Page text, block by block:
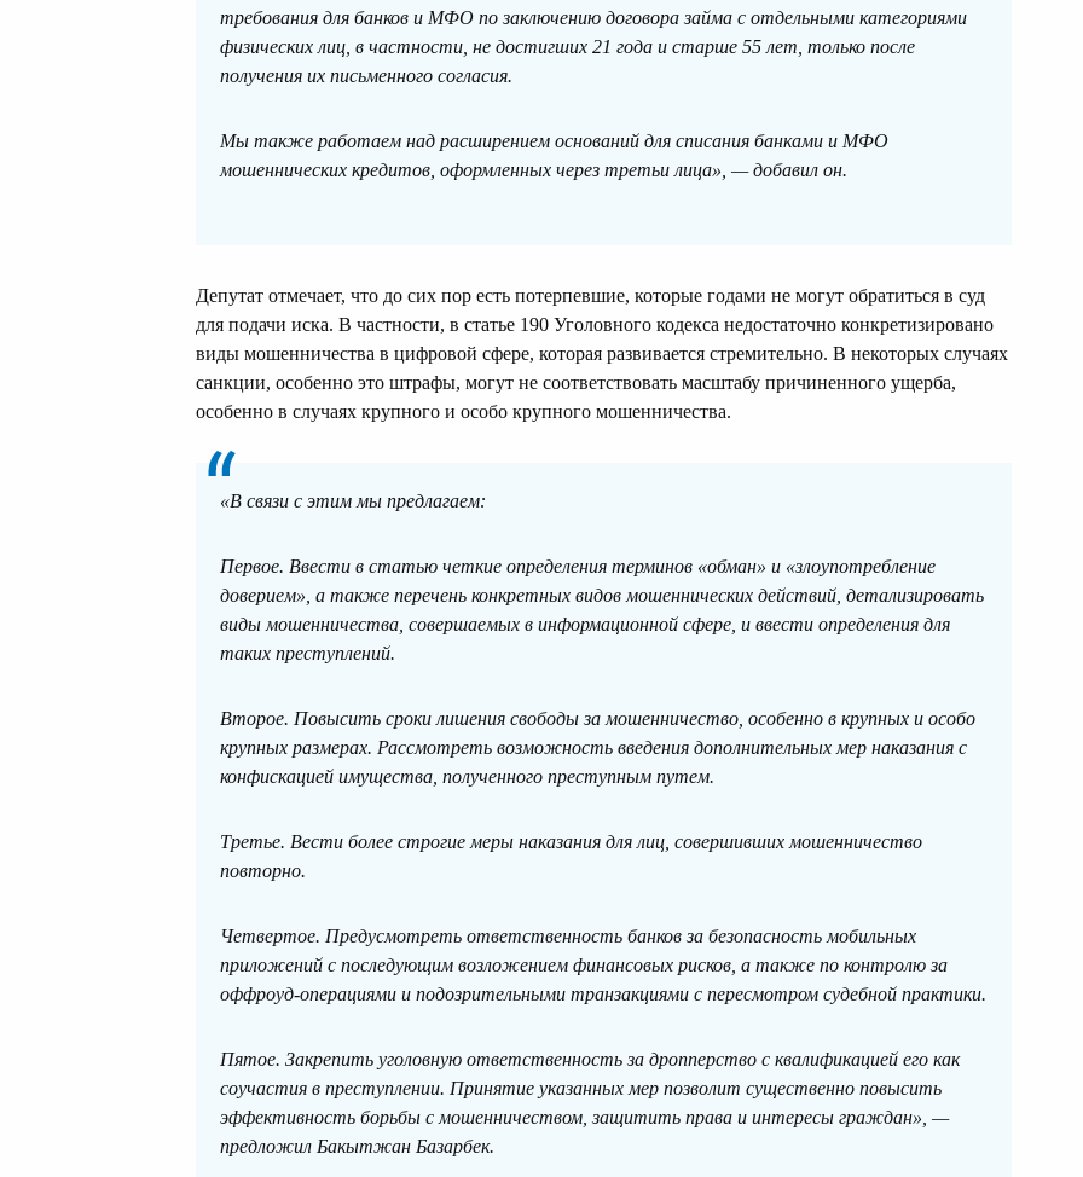
требования для банков и МФО по заключению договора займа с отдельными категориями
физических лиц, в частности, не достигших 21 года и старше 55 лет, только после
получения их письменного согласия.
Мы также работаем над расширением оснований для списания банками и МФО
мошеннических кредитов, оформленных через третьи лица», — добавил он.
Депутат отмечает, что до сих пор есть потерпевшие, которые годами не могут обратиться в суд
для подачи иска. В частности, в статье 190 Уголовного кодекса недостаточно конкретизировано
виды мошенничества в цифровой сфере, которая развивается стремительно. В некоторых случаях
санкции, особенно это штрафы, могут не соответствовать масштабу причиненного ущерба,
особенно в случаях крупного и особо крупного мошенничества.
«В связи с этим мы предлагаем:
Первое. Ввести в статью четкие определения терминов «обман» и «злоупотребление
доверием», а также перечень конкретных видов мошеннических действий, детализировать
виды мошенничества, совершаемых в информационной сфере, и ввести определения для
таких преступлений.
Второе. Повысить сроки лишения свободы за мошенничество, особенно в крупных и особо
крупных размерах. Рассмотреть возможность введения дополнительных мер наказания с
конфискацией имущества, полученного преступным путем.
Третье. Вести более строгие меры наказания для лиц, совершивших мошенничество
повторно.
Четвертое. Предусмотреть ответственность банков за безопасность мобильных
приложений с последующим возложением финансовых рисков, а также по контролю за
оффроуд-операциями и подозрительными транзакциями с пересмотром судебной практики.
Пятое. Закрепить уголовную ответственность за дропперство с квалификацией его как
соучастия в преступлении. Принятие указанных мер позволит существенно повысить
эффективность борьбы с мошенничеством, защитить права и интересы граждан», —
предложил Бакытжан Базарбек.